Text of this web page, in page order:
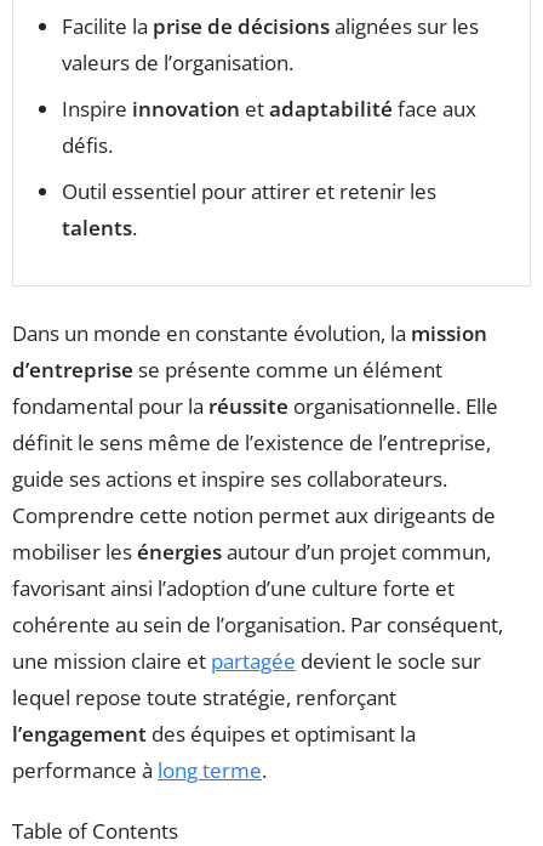
Facilite la prise de décisionsalignées sur les
valeurs de l’organisation.
Inspire innovation etadaptabilité face aux
défis.
Outil essentiel pour attirer et retenir les
talents.
Dans un monde en constante évolution, la mission
d’entreprise se présente comme un élément
fondamental pour la réussite organisationnelle. Elle
définit le sens même de l’existence de l’entreprise,
guide ses actions et inspire ses collaborateurs.
Comprendre cette notion permet aux dirigeants de
mobiliser lesénergiesautour d’un projet commun,
favorisant ainsi l’adoption d’une culture forte et
cohérente au sein de l’organisation. Par conséquent,
une mission claire et partagée devient le socle sur
lequel repose toute stratégie, renforçant
l’engagement des équipes et optimisant la
performance à long terme.
Table of Contents